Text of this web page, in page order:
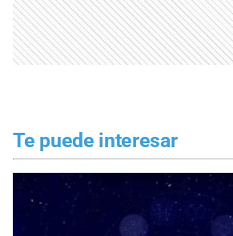
Te puede interesar